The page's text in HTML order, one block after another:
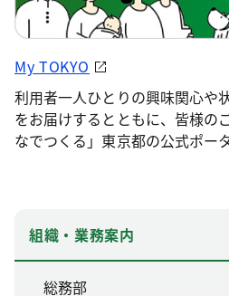
My TOKYO
利用者一人ひとりの興味関心や
をお届けするとともに、皆様の
なでつくる」東京都の公式ポー
組織・業務案内
総務部